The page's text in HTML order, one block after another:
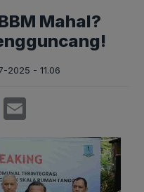
Mahal?
2025 - 11.06
Mastodon